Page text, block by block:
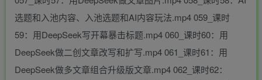
选题和入池内容、入池选题和AI内容玩法.mp4 059_课时
59：用DeepSeek写开幕暴击标题.mp4 060_课时60：用
DeepSeek做二创文章改写和扩写.mp4 061_课时61：用
DeepSeek做多文章组合升级版文章.mp4 062_课时62：